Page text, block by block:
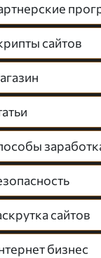
сайтов
сайтов
бизнес